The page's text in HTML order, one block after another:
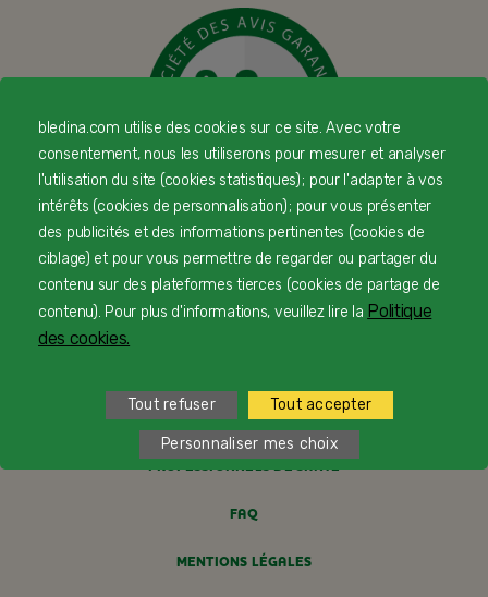
© Copyright Blédina 2025. Tous droits réservés
CONTACTEZ-NOUS
PAIEMENT SÉCURISÉ
PROFESSIONNELS DE SANTÉ
FAQ
MENTIONS LÉGALES
bledina.com utilise des cookies sur ce site. Avec votre
consentement, nous les utiliserons pour mesurer et analyser
l'utilisation du site (cookies statistiques) ; pour l'adapter à vos
intérêts (cookies de personnalisation) ; pour vous présenter
des publicités et des informations pertinentes (cookies de
ciblage) et pour vous permettre de regarder ou partager du
contenu sur des plateformes tierces (cookies de partage de
contenu). Pour plus d'informations, veuillez lire la Politique
des cookies.
Tout refuser Tout accepter
Personnaliser mes choix